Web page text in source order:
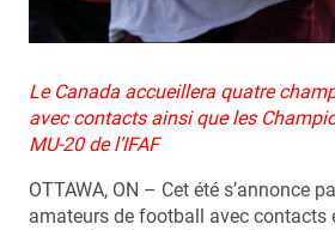
Le Canada accueillera quatre
avec contacts ainsi que les
MU-20 de l’IFAF
OTTAWA, ON – Cet été s’annonce
amateurs de football avec contacts